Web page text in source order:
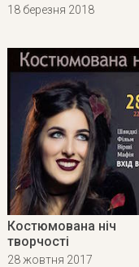
18 березня 2018
Костюмована ніч
творчості
28 жовтня 2017